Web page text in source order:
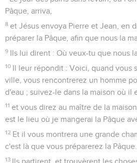
Pâque, arriva,
8 et Jésus envoya Pierre et Jean, en
préparer la Pâque, afin que nous la
9 Ils lui dirent : Où veux-tu que nous
10 Il leur répondit : Voici, quand vous
ville, vous rencontrerez un homme
d'eau ; suivez-le dans la maison où il
11 et vous direz au maître de la
est le lieu où je mangerai la Pâque
12 Et il vous montrera une grande
c'est là que vous préparerez la Pâque.
13 Ils partirent, et trouvèrent les